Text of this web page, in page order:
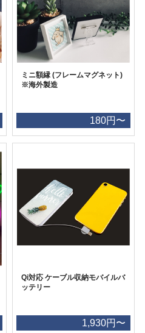
ミニ額縁 (フレームマグネット)
※海外製造
180円〜
Qi対応 ケーブル収納モバイルバ
ッテリー
1,930円〜